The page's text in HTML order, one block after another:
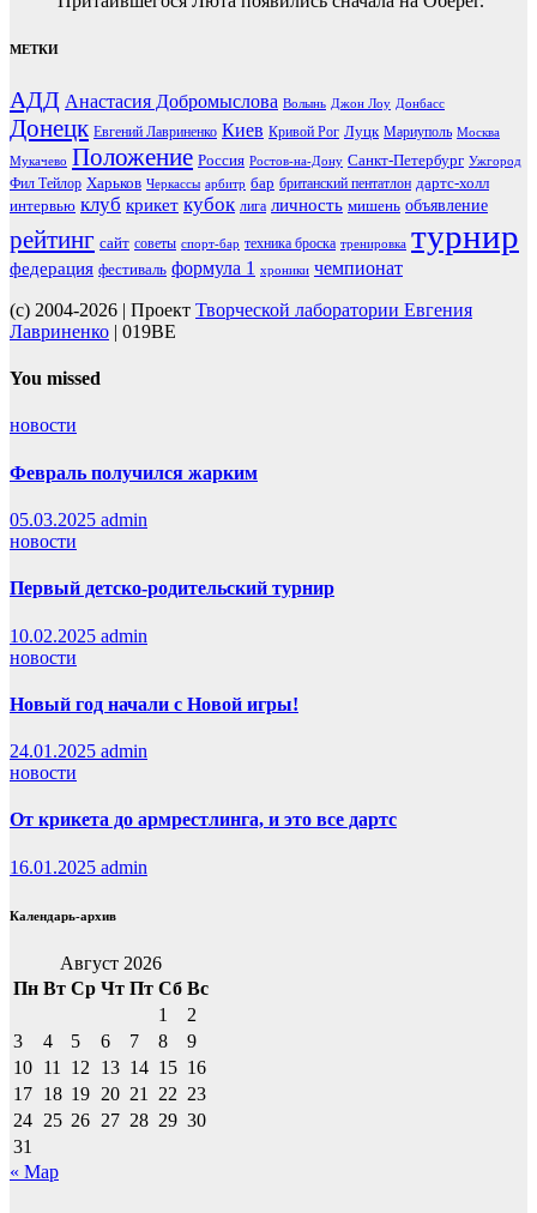
МЕТКИ
АДД Анастасия Добромыслова Волынь Джон Лоу Донбасс
Донецк Евгений Лавриненко Киев Кривой Рог Луцк Мариуполь Москва
Мукачево Положение Россия Ростов-на-Дону Санкт-Петербург Ужгород
Фил Тейлор Харьков Черкассы арбитр бар британский пентатлон дартс-холл
интервью клуб крикет кубок лига личность мишень объявление
рейтинг сайт советы спорт-бар техника броска тренировка турнир
федерация фестиваль формула 1 хроники чемпионат
(c) 2004-2026 | Проект Творческой лаборатории Евгения
Лавриненко | 019BE
You missed
новости
Февраль получился жарким
05.03.2025 admin
новости
Первый детско-родительский турнир
10.02.2025 admin
новости
Новый год начали с Новой игры!
24.01.2025 admin
новости
От крикета до армрестлинга, и это все дартс
16.01.2025 admin
Календарь-архив
Август 2026
Пн Вт Ср Чт Пт Сб Вс
1
2
3
4 5 6 7 8
9
10 11 12 13 14 15 16
17 18 19 20 21 22 23
24 25 26 27 28 29 30
31
« Мар